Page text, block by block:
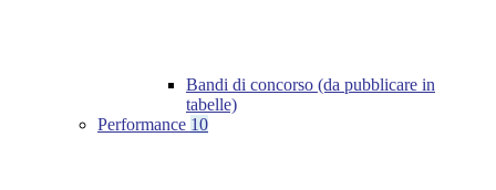
Bandi di concorso (da pubblicare in
tabelle)
Performance 10